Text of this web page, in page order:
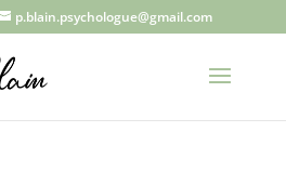
p.blain.psychologue@gmail.com